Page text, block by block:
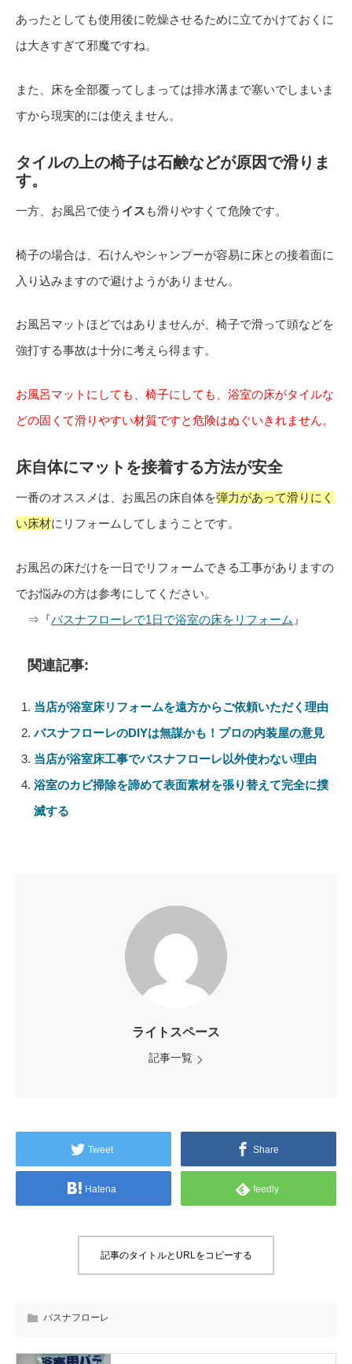
あったとしても使用後に乾燥させるために立てかけておくに
は大きすぎて邪魔ですね。
また、床を全部覆ってしまっては排水溝まで塞いでしまいま
すから現実的には使えません。
タイルの上の椅子は石鹸などが原因で滑りま
す。
一方、お風呂で使う イス も滑りやすくて危険です。
椅子の場合は、石けんやシャンプーが容易に床との接着面に
入り込みますので避けようがありません。
お風呂マットほどではありませんが、椅子で滑って頭などを
強打する事故は十分に考えら得ます。
お風呂マットにしても、椅子にしても、浴室の床がタイルな
どの固くて滑りやすい材質ですと危険はぬぐいきれません。
床自体にマットを接着する方法が安全
一番のオススメは、お風呂の床自体を弾力があって滑りにく
い床材にリフォームしてしまうことです。
お風呂の床だけを一日でリフォームできる工事がありますの
でお悩みの方は参考にしてください。
⇒『バスナフローレで1日で浴室の床をリフォーム 』
関連記事:
当店が浴室床リフォームを遠方からご依頼いただく理由
バスナフローレのDIYは無謀かも！プロの内装屋の意見
当店が浴室床工事でバスナフローレ以外使わない理由
浴室のカビ掃除を諦めて表面素材を張り替えて完全に撲
滅する
ライトスペース
記事一覧
Tweet Share
Hatena feedly
記事のタイトルとURLをコピーする
バスナフローレ